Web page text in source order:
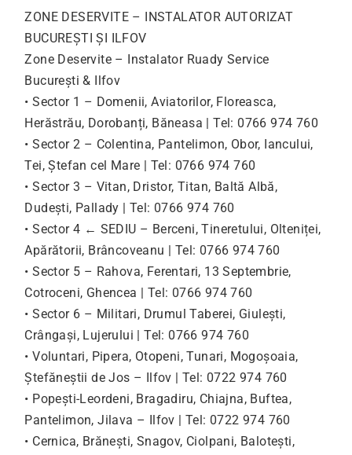
ZONE DESERVITE – INSTALATOR AUTORIZAT
BUCUREȘTI ȘI ILFOV
Zone Deservite – Instalator Ruady Service
București & Ilfov
• Sector 1 – Domenii, Aviatorilor, Floreasca,
Herăstrău, Dorobanți, Băneasa | Tel: 0766 974 760
• Sector 2 – Colentina, Pantelimon, Obor, Iancului,
Tei, Ștefan cel Mare | Tel: 0766 974 760
• Sector 3 – Vitan, Dristor, Titan, Baltă Albă,
Dudești, Pallady | Tel: 0766 974 760
• Sector 4 ← SEDIU – Berceni, Tineretului, Olteniței,
Apărătorii, Brâncoveanu | Tel: 0766 974 760
• Sector 5 – Rahova, Ferentari, 13 Septembrie,
Cotroceni, Ghencea | Tel: 0766 974 760
• Sector 6 – Militari, Drumul Taberei, Giulești,
Crângași, Lujerului | Tel: 0766 974 760
• Voluntari, Pipera, Otopeni, Tunari, Mogoșoaia,
Ștefăneștii de Jos – Ilfov | Tel: 0722 974 760
• Popești-Leordeni, Bragadiru, Chiajna, Buftea,
Pantelimon, Jilava – Ilfov | Tel: 0722 974 760
• Cernica, Brănești, Snagov, Ciolpani, Balotești,